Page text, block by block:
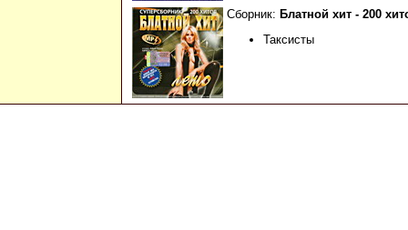
Сборник: Блатной хит - 200
Таксисты